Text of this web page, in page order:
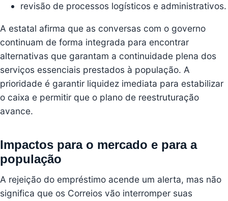
revisão de processos logísticos e administrativos.
A estatal afirma que as conversas com o governo
continuam de forma integrada para encontrar
alternativas que garantam a continuidade plena dos
serviços essenciais prestados à população. A
prioridade é garantir liquidez imediata para estabilizar
o caixa e permitir que o plano de reestruturação
avance.
Impactos para o mercado e para a
população
A rejeição do empréstimo acende um alerta, mas não
significa que os Correios vão interromper suas